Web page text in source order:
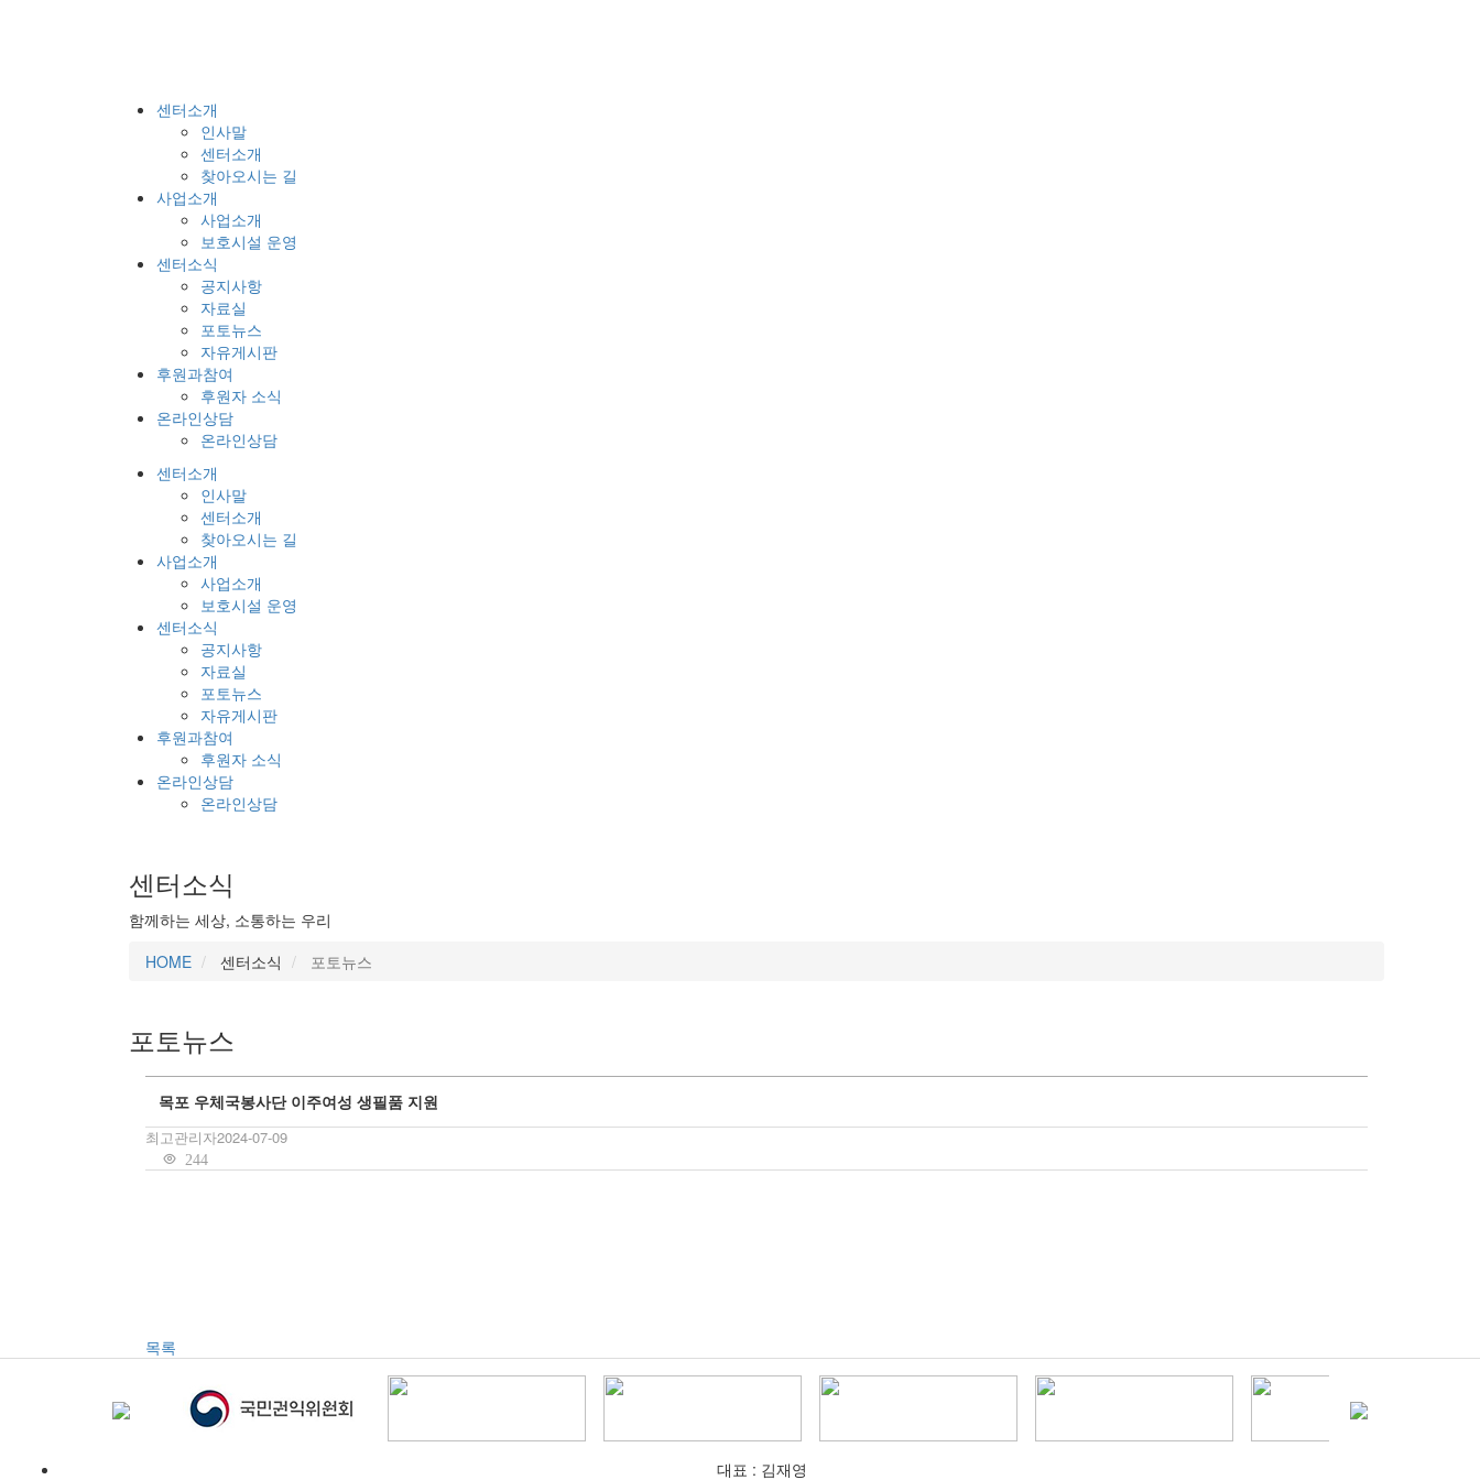
센터소개
인사말
센터소개
찾아오시는 길
사업소개
사업소개
보호시설 운영
센터소식
공지사항
자료실
포토뉴스
자유게시판
후원과참여
후원자 소식
온라인상담
온라인상담
센터소개
인사말
센터소개
찾아오시는 길
사업소개
사업소개
보호시설 운영
센터소식
공지사항
자료실
포토뉴스
자유게시판
후원과참여
후원자 소식
온라인상담
온라인상담
센터소식
함께하는 세상, 소통하는 우리
HOME
센터소식 포토뉴스
포토뉴스
목포 우체국봉사단 이주여성 생필품 지원
최고관리자2024-07-09
244
목록
대표 : 김재영